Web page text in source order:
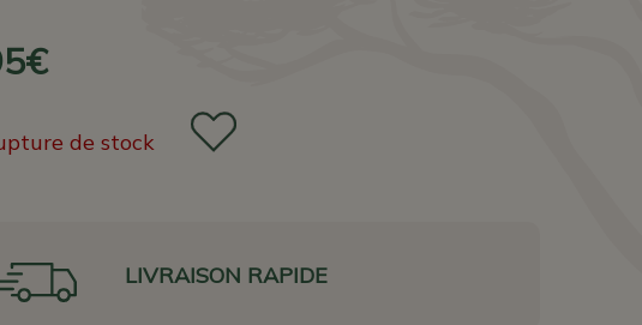
de stock
LIVRAISON RAPIDE